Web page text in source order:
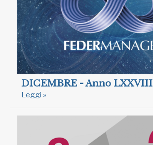
DICEMBRE - Anno LXXVIII
Leggi »